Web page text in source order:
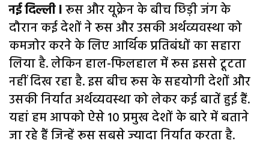
नई दिल्ली lरूस और यूक्रेन के बीच छिड़ी जंग के
दौरान कई देशों ने रूस और उसकी अर्थव्यवस्था को
कमजोर करने के लिए आर्थिक प्रतिबंधों का सहारा
लिया है. लेकिन हाल-फिलहाल में रूस इससे टूटता
नहीं दिख रहा है. इस बीच रूस के सहयोगी देशों और
उसकी निर्यात अर्थव्यवस्था को लेकर कई बातें हुई हैं.
यहां हम आपको ऐसे 10 प्रमुख देशों के बारे में बताने
जा रहे हैं जिन्हें रूस सबसे ज्यादा निर्यात करता है.